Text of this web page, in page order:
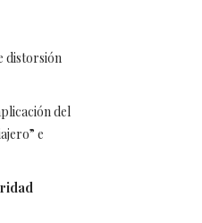
distorsión
del
e